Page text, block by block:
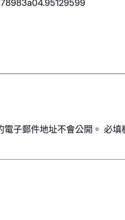
子郵件地址不會公開。 必填